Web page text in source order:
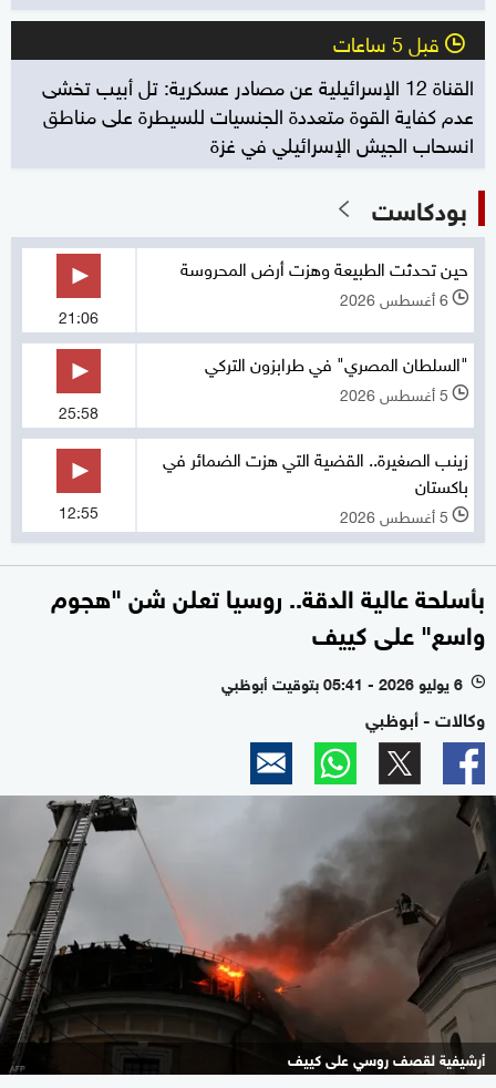
l قبل 5 ساعات
القناة 12 الإسرائيلية عن مصادر عسكرية: تل أبيب تخشى
عدم كفاية القوة متعددة الجنسيات للسيطرة على مناطق
انسحاب الجيش الإسرائيلي في غزة
بودكاست
حين تحدثت الطبيعة وهزت أرض المحروسة
l 6 أغسطس 2026
21:06
"السلطان المصري" في طرابزون التركي
l 5 أغسطس 2026
25:58
زينب الصغيرة.. القضية التي هزت الضمائر في
باكستان
l 5 أغسطس 2026 12:55
بأسلحة عالية الدقة.. روسيا تعلن شن "هجوم
واسع" على كييف
l 6 يوليو 2026 - 05:41 بتوقيت أبوظبي
وكالات - أبوظبي
أرشيفية لقصف روسي على كييف